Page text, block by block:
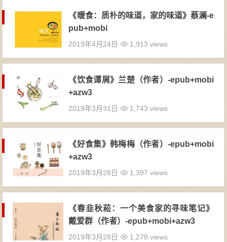
《暖食：质朴的味道，家的味道》蔡澜-e
pub+mobi
2019年4月24日 1,913 views
《饮食谭屑》兰楚（作者）-epub+mobi
+azw3
2019年3月31日 1,743 views
《好食集》韩梅梅（作者）-epub+mobi
+azw3
2019年3月28日 1,397 views
《春韭秋菘：一个美食家的寻味笔记》
戴爱群（作者）-epub+mobi+azw3
2019年3月28日 1,278 views